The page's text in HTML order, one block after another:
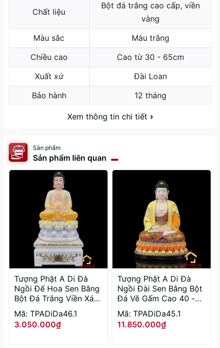
Chất liệu
Bột đá trắng cao cấp, viền
vàng
Màu sắc
Màu trắng
Chiều cao
Cao từ 30 - 65cm
Xuất xứ
Đài Loan
Bảo hành
12 tháng
Xem thông tin chi tiết
Sản phẩm
Sản phẩm liên quan
Tượng Phật A Di Đà
Ngồi Đế Hoa Sen Bằng
Bột Đá Trắng Viền Xám
cao 30 - 90cm
Mã: TPADiDa46.1
3.050.000₫
Tượng Phật A Di Đà
Ngồi Đài Sen Bằng Bột
Đá Vẽ Gấm Cao 40 -
65 cm
Mã: TPADiDa45.1
11.850.000₫